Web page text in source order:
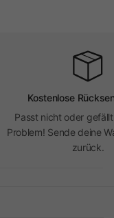
Kostenlose
Passt nicht oder
Problem! Sende deine
zurück.